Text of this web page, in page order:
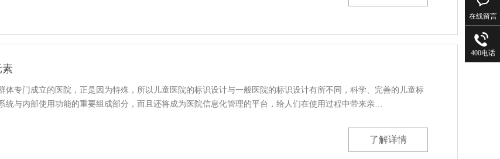
素
体专门成立的医院，正是因为特殊，所以儿童医院的标识设计与一般医院的标识设计有所不同，科学、完善的儿童标
统与内部使用功能的重要组成部分，而且还将成为医院信息化管理的平台，给人们在使用过程中带来亲…
了解详情
在线留言
400电话